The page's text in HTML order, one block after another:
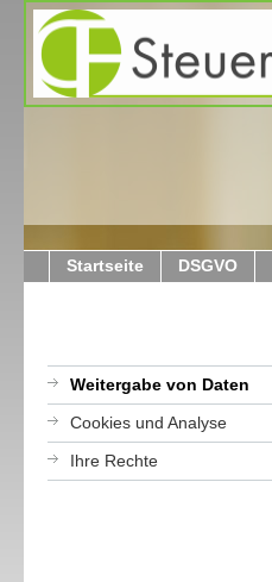
Startseite DSGVO
Weitergabe von Daten
Cookies und Analyse
Ihre Rechte